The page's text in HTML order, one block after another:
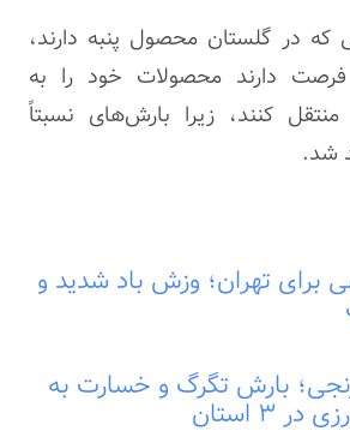
که در گلستان محصول پنبه دارند،
دارند محصولات خود را به
کنند، زیرا بارش‌های نسبتاً
شد.
برای تهران؛ وزش باد شدید و
بارش تگرگ و خسارت به
استان